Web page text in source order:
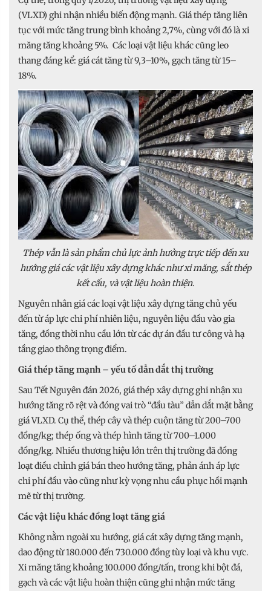
(VLXD) ghi nhận nhiều biến động mạnh. Giá thép tăng liên
tục với mức tăng trung bình khoảng 2,7%, cùng với đó là xi
măng tăng khoảng 5%. Các loại vật liệu khác cũng leo
thang đáng kể: giá cát tăng từ 9,3–10%, gạch tăng từ 15–
18%.
Thép vẫn là sản phẩm chủ lực ảnh hưởng trực tiếp đến xu
hướng giá các vật liệu xây dựng khác như xi măng, sắt thép
kết cấu, và vật liệu hoàn thiện.
Nguyên nhân giá các loại vật liệu xây dựng tăng chủ yếu
đến từ áp lực chi phí nhiên liệu, nguyên liệu đầu vào gia
tăng, đồng thời nhu cầu lớn từ các dự án đầu tư công và hạ
tầng giao thông trọng điểm.
Giá thép tăng mạnh – yếu tố dẫn dắt thị trường
Sau Tết Nguyên đán 2026, giá thép xây dựng ghi nhận xu
hướng tăng rõ rệt và đóng vai trò “đầu tàu” dẫn dắt mặt bằng
giá VLXD. Cụ thể, thép cây và thép cuộn tăng từ 200–700
đồng/kg; thép ống và thép hình tăng từ 700–1.000
đồng/kg. Nhiều thương hiệu lớn trên thị trường đã đồng
loạt điều chỉnh giá bán theo hướng tăng, phản ánh áp lực
chi phí đầu vào cũng như kỳ vọng nhu cầu phục hồi mạnh
mẽ từ thị trường.
Các vật liệu khác đồng loạt tăng giá
Không nằm ngoài xu hướng, giá cát xây dựng tăng mạnh,
dao động từ 180.000 đến 730.000 đồng tùy loại và khu vực.
Xi măng tăng khoảng 100.000 đồng/tấn, trong khi bột đá,
gạch và các vật liệu hoàn thiện cũng ghi nhận mức tăng